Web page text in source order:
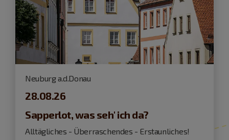
Neuburg a.d.Donau
28.08.26
Sapperlot, was seh' ich da?
Alltägliches - Überraschendes - Erstaunliches!